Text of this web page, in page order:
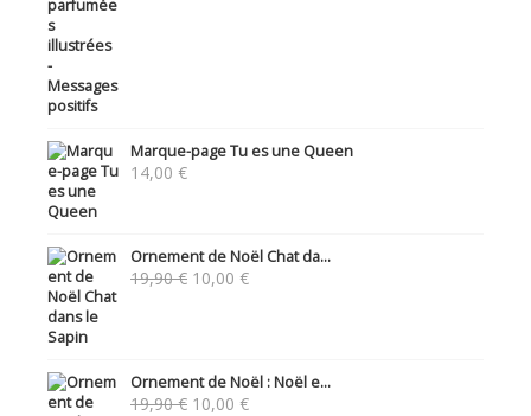
Marque-page Tu es une Queen
14,00 €
Ornement de Noël Chat da...
19,90€ Le
10,00 €Le
Ornement de Noël : Noël e...
19,90€ Le
10,00 €Le